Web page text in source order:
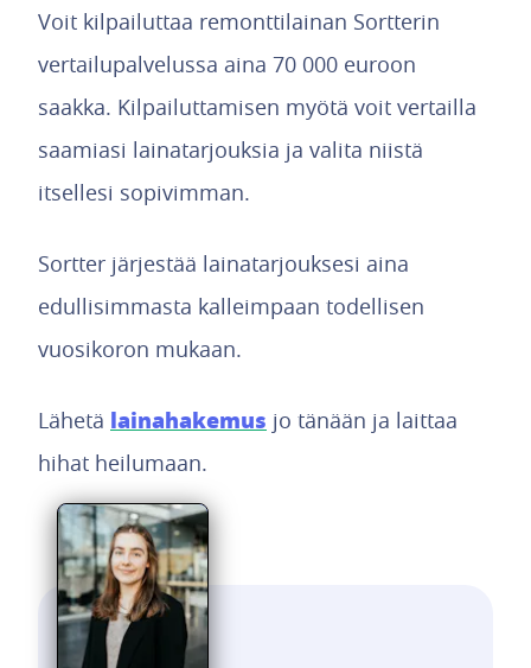
Voit kilpailuttaa remonttilainan Sortterin
vertailupalvelussa aina 70 000 euroon
saakka. Kilpailuttamisen myötä voit vertailla
saamiasi lainatarjouksia ja valita niistä
itsellesi sopivimman.
Sortter järjestää lainatarjouksesi aina
edullisimmasta kalleimpaan todellisen
vuosikoron mukaan.
Lähetä lainahakemus jo tänään ja laittaa
hihat heilumaan.